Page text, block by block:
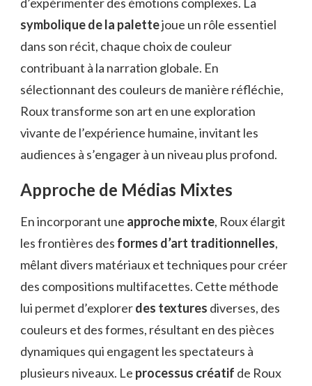
symbolique de la palettejoue un rôle essentiel
dans son récit, chaque choix de couleur
contribuant à la narration globale. En
sélectionnant des couleurs de manière réfléchie,
Roux transforme son art en une exploration
vivante de l’expérience humaine, invitant les
audiences à s’engager à un niveau plus profond.
Approche de Médias Mixtes
En incorporant une approche mixte, Roux élargit
les frontières des formes d’art traditionnelles,
mêlant divers matériaux et techniques pour créer
des compositions multifacettes. Cette méthode
lui permet d’explorerdes textures diverses, des
couleurs et des formes, résultant en des pièces
dynamiques qui engagent les spectateurs à
plusieurs niveaux. Le processus créatif de Roux